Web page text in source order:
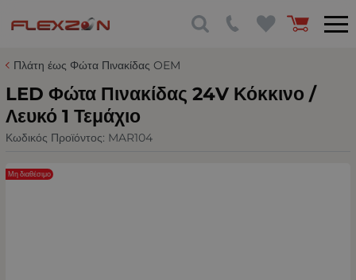
Πλάτη έως Φώτα Πινακίδας OEM
LED Φώτα Πινακίδας 24V Κόκκινο /
Λευκό 1 Τεμάχιο
Κωδικός Προϊόντος: MAR104
Μη διαθέσιμο